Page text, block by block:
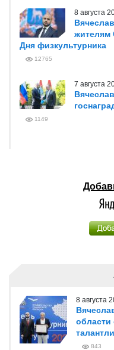
8 августа
жителям
Дня физкультурника
12765
7 августа
1149
8 августа
843